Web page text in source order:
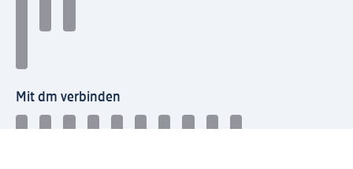
Mit dm verbinden